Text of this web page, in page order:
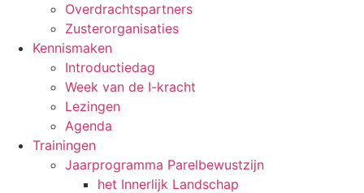
Overdrachtspartners
Zusterorganisaties
Kennismaken
Introductiedag
Week van de I-kracht
Lezingen
Agenda
Trainingen
Jaarprogramma Parelbewustzijn
het Innerlijk Landschap